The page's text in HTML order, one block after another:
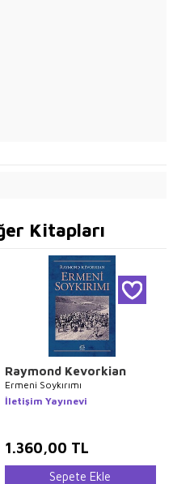
Kitapları
Raymond Kevorkian
Ermeni Soykırımı
İletişim Yayınevi
1.360,00 TL
Sepete Ekle